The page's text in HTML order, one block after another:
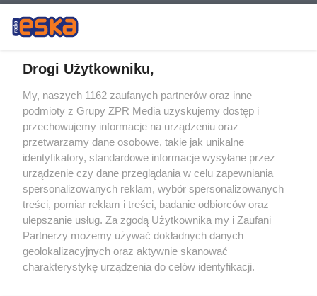
Żaden utwór zamieszczony w serwisie nie może być powielany i
rozpowszechniany lub dalej rozpowszechniany w jakikolwiek sposób (w
tym także elektroniczny lub mechaniczny) na jakimkolwiek polu
eksploatacji w jakiejkolwiek formie, włącznie z umieszczaniem w
Internecie bez pisemnej zgody właściciela praw. Jakiekolwiek użycie lub
wykorzystanie utworów w całości lub w części z naruszeniem prawa,
tzn. bez właściwej zgody, jest zabronione pod groźbą kary i może być
ścigane prawnie.
Drogi Użytkowniku,
My, naszych 1162 zaufanych partnerów oraz inne
podmioty z Grupy ZPR Media uzyskujemy dostęp i
przechowujemy informacje na urządzeniu oraz
przetwarzamy dane osobowe, takie jak unikalne
identyfikatory, standardowe informacje wysyłane przez
urządzenie czy dane przeglądania w celu zapewniania
spersonalizowanych reklam, wybór spersonalizowanych
treści, pomiar reklam i treści, badanie odbiorców oraz
ulepszanie usług. Za zgodą Użytkownika my i Zaufani
Partnerzy możemy używać dokładnych danych
geolokalizacyjnych oraz aktywnie skanować
charakterystykę urządzenia do celów identyfikacji.